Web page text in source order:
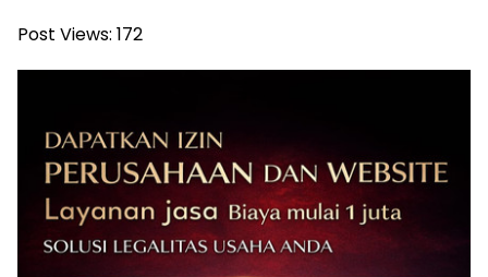
Post Views: 172